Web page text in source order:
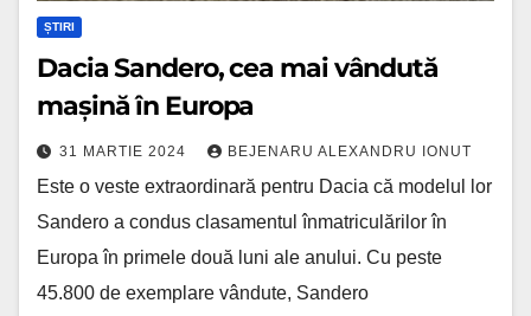
ȘTIRI
Dacia Sandero, cea mai vândută
mașină în Europa
31 MARTIE 2024 BEJENARU ALEXANDRU IONUT
Este o veste extraordinară pentru Dacia că modelul lor
Sandero a condus clasamentul înmatriculărilor în
Europa în primele două luni ale anului. Cu peste
45.800 de exemplare vândute, Sandero